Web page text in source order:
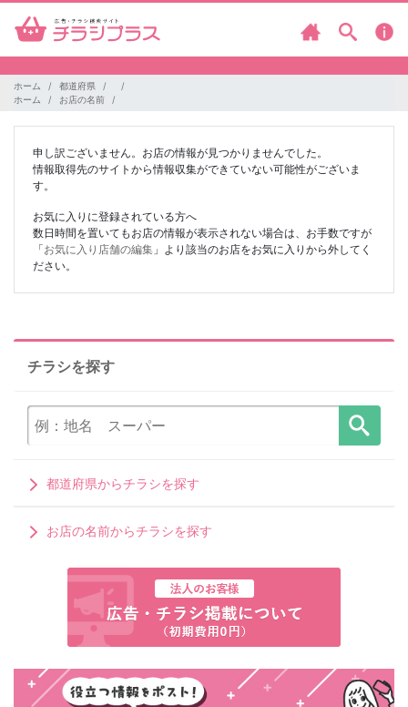
ホーム
都道府県
ホーム
お店の名前
申し訳ございません。お店の情報が見つかりませんでした。
情報取得先のサイトから情報収集ができていない可能性がございま
す。
お気に入りに登録されている方へ
数日時間を置いてもお店の情報が表示されない場合は、お手数ですが
「お気に入り店舗の編集 」より該当のお店をお気に入りから外してく
ださい。
チラシを探す
都道府県からチラシを探す
お店の名前からチラシを探す